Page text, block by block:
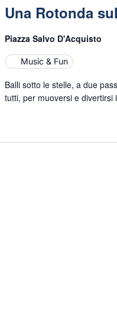
Una Rotonda
Piazza Salvo D'Acquisto
Music & Fun
Balli sotto le stelle, a due
tutti, per muoversi e divertirsi